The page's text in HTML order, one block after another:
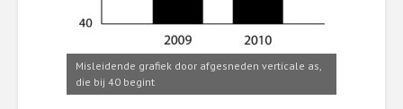
Misleidende grafiek door afgesneden verticale as,
die bij 40 begint